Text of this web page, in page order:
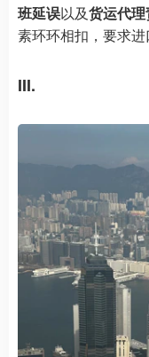
班延误以及货运代
素环环相扣，要求进
III.